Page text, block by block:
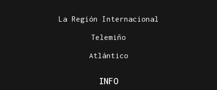
La Región Internacional
Telemiño
Atlántico
INFO